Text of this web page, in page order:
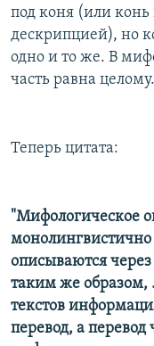
под коня (или
дескрипцией), но
одно и то же. В
часть равна целому.
Теперь цитата:
"Мифологическое
описываются
таким же образом,
текстов
перевод, а